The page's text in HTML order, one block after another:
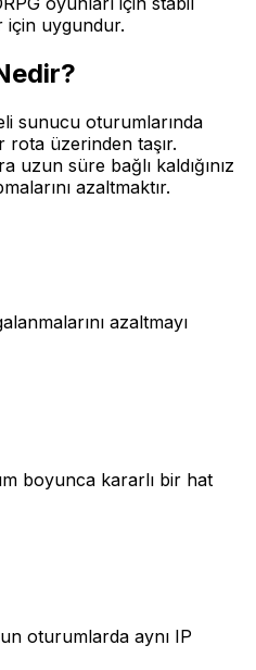
için uygundur.
sunucu oturumlarında
rota üzerinden taşır.
süre bağlı kaldığınız
azaltmaktır.
azaltmayı
boyunca kararlı bir hat
oturumlarda aynı IP